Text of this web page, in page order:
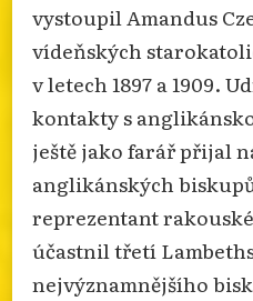
vystoupil Amandus
vídeňských
v letech 1897 a 1909.
kontakty s
ještě jako farář přijal
anglikánských
reprezentant
účastnil třetí
nejvýznamnějšího